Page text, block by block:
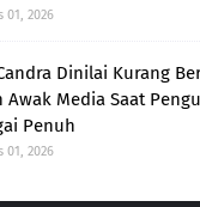
01, 2026
Dinilai Kurang
Awak Media Saat
Penuh
01, 2026